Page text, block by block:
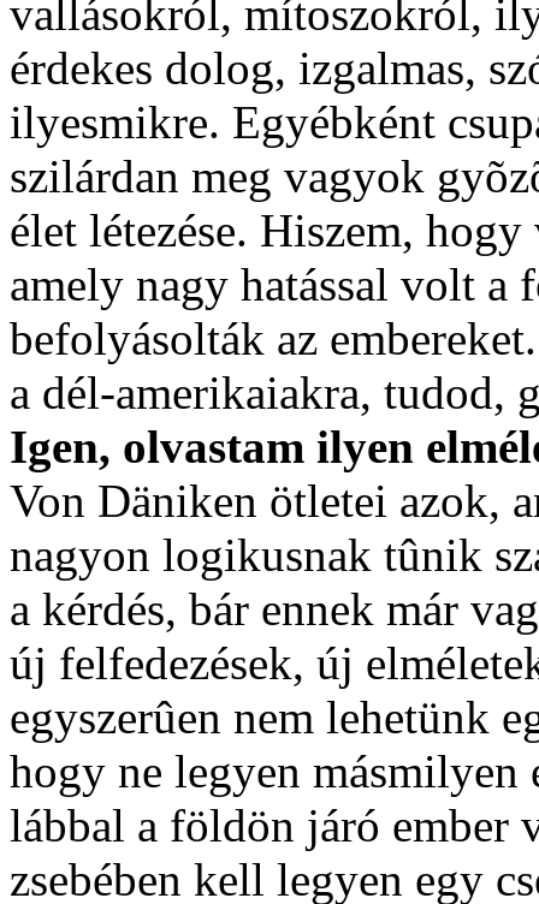
vallásokról, mítoszokról,
érdekes dolog, izgalmas,
ilyesmikre. Egyébként
szilárdan meg vagyok
élet létezése. Hiszem,
amely nagy hatással volt a
befolyásolták az
a dél-amerikaiakra, tudod,
Igen, olvastam ilyen
Von Däniken ötletei azok,
nagyon logikusnak tûnik
a kérdés, bár ennek már
új felfedezések, új
egyszerûen nem lehetünk
hogy ne legyen
lábbal a földön járó ember
zsebében kell legyen egy